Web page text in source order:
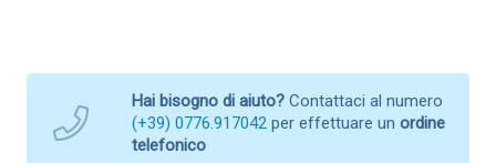
Hai bisogno di aiuto? Contattaci al numero
(+39) 0776.917042 per effettuare un ordine
telefonico